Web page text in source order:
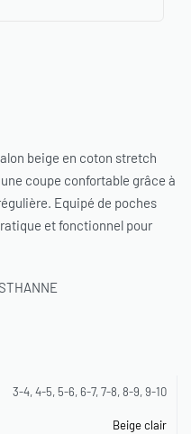
beige en coton stretch
coupe confortable grâce à
Equipé de poches
et fonctionnel pour
3-4, 4-5, 5-6, 6-7, 7-8, 8-9, 9-10
Beige clair